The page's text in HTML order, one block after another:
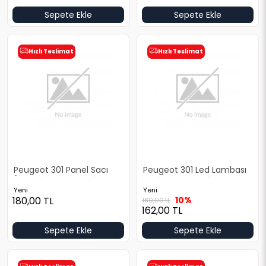
Sepete Ekle Sepete Ekle
Hızlı Teslimat
Peugeot 301 Panel Sacı
Üst Yeni Yan Sanayi
Yeni
180,00 TL
Sepete Ekle
Hızlı Teslimat
Peugeot 301 Led Lambası
Yeni Yan Sanayi
Yeni
180,00TL 10%
162,00 TL
Sepete Ekle